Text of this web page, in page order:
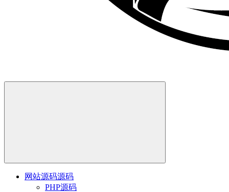
网站源码源码
PHP源码